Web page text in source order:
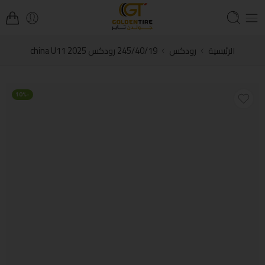
الرئيسية رودكس 245/40/19 رودكس china U11 2025
-10%